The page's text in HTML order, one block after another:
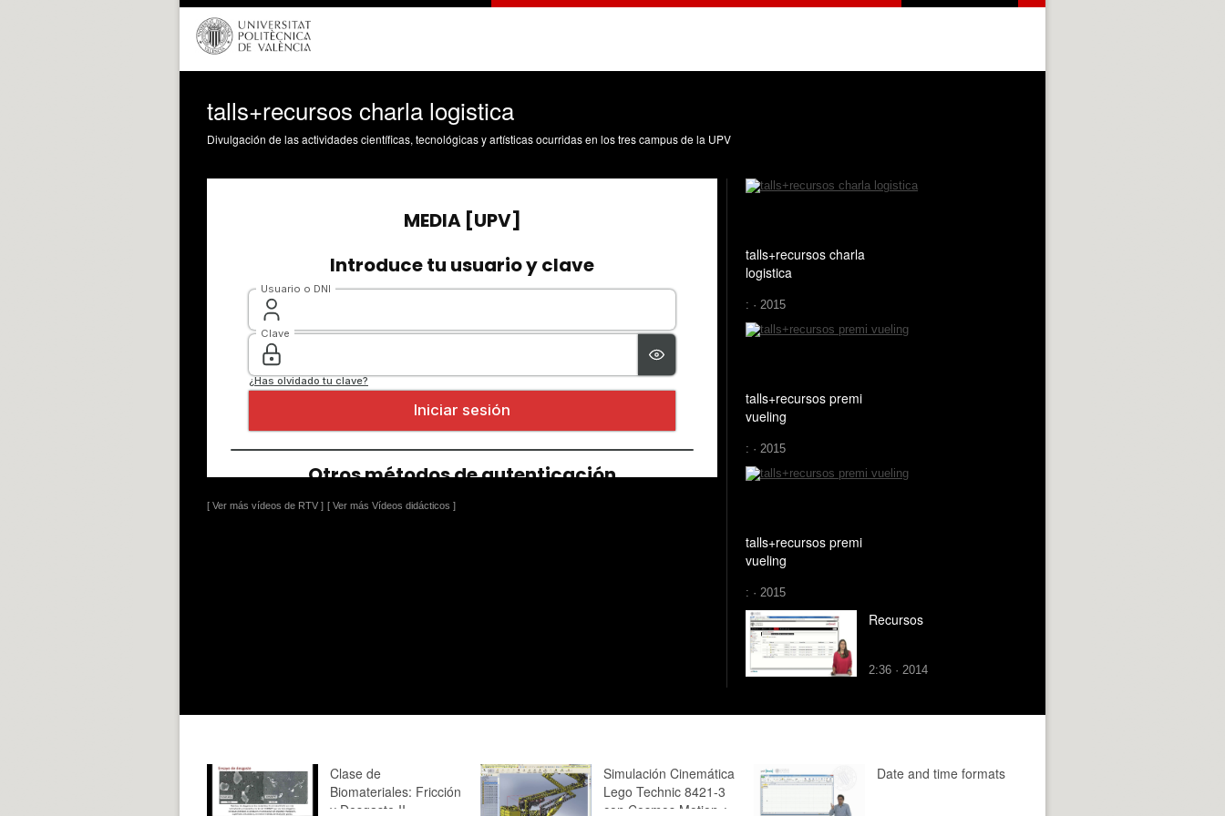
talls+recursos charla logistica
Divulgación de las actividades científicas, tecnológicas y artísticas ocurridas en los tres campus de la UPV
[ Ver más vídeos de RTV ] [ Ver más Vídeos didácticos ]
talls+recursos charla
logistica
: · 2015
talls+recursos premi
vueling
: · 2015
talls+recursos premi
vueling
: · 2015
Recursos
2:36 · 2014
Clase de
Biomateriales: Fricción
y Desgaste II
Simulación Cinemática
Lego Technic 8421-3
con Cosmos Motion ¿
Date and time formats